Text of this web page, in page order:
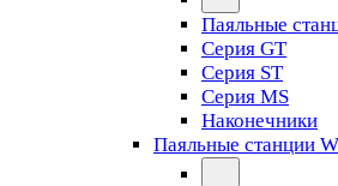
Паяльные
Серия GT
Серия ST
Серия MS
Наконечники
Паяльные станции